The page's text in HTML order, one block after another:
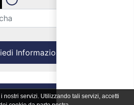
Informazioni
nostri servizi. Utilizzando tali servizi, accetti